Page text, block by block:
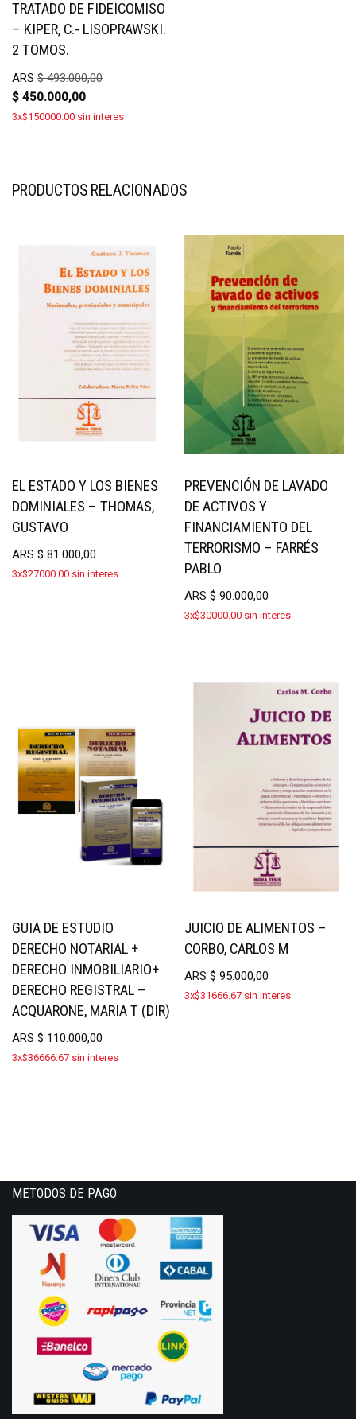
TRATADO DE FIDEICOMISO
– KIPER, C.- LISOPRAWSKI.
2 TOMOS.
ARS $493.000,00
$ 450.000,00
3x$150000.00 sin interes
PRODUCTOS RELACIONADOS
EL ESTADO Y LOS BIENES
DOMINIALES – THOMAS,
GUSTAVO
ARS $ 81.000,00
3x$27000.00 sin interes
PREVENCIÓN DE LAVADO
DE ACTIVOS Y
FINANCIAMIENTO DEL
TERRORISMO – FARRÉS
PABLO
ARS$ 90.000,00
3x$30000.00 sin interes
GUIA DE ESTUDIO
DERECHO NOTARIAL +
DERECHO INMOBILIARIO+
DERECHO REGISTRAL –
ACQUARONE, MARIA T (DIR)
ARS $ 110.000,00
3x$36666.67 sin interes
JUICIO DE ALIMENTOS –
CORBO, CARLOS M
ARS$ 95.000,00
3x$31666.67 sin interes
METODOS DE PAGO